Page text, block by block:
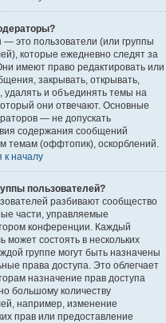
это пользователи (или группы
которые ежедневно следят за
имеют право редактировать или
закрывать, открывать,
удалять и объединять темы на
они отвечают. Основные
— не допускать
содержания сообщений
темам (оффтопик), оскорблений.
к началу
пользователей?
разбивают сообщество
части, управляемые
конференции. Каждый
может состоять в нескольких
группе могут быть назначены
права доступа. Это облегчает
назначение прав доступа
большому количеству
например, изменение
прав или предоставление